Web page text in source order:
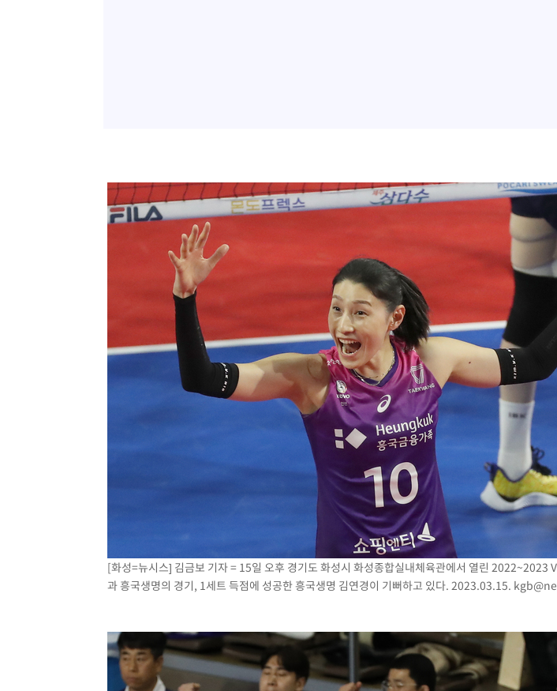
[화성=뉴시스] 김금보 기자 = 15일 오후 경기도 화성시 화성종합실내체육관에서 열린 2022~2023
과 흥국생명의 경기, 1세트 득점에 성공한 흥국생명 김연경이 기뻐하고 있다. 2023.03.15.